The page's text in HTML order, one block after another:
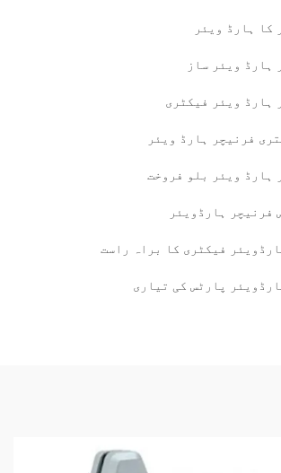
کا ہارڈ ویئر
ہارڈ ویئر ساز
ہارڈ ویئر فیکٹری
فرنیچر ہارڈ ویئر
ہارڈ ویئر بلو فروخت
فرنیچر ہارڈویئر
فیکٹری کا براہ راست
پارٹس کی تیاری